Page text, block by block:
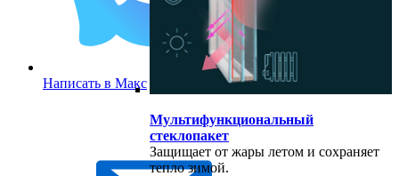
Написать в Макс
Мультифункциональный
стеклопакет
Защищает от жары летом и сохраняет
тепло зимой.